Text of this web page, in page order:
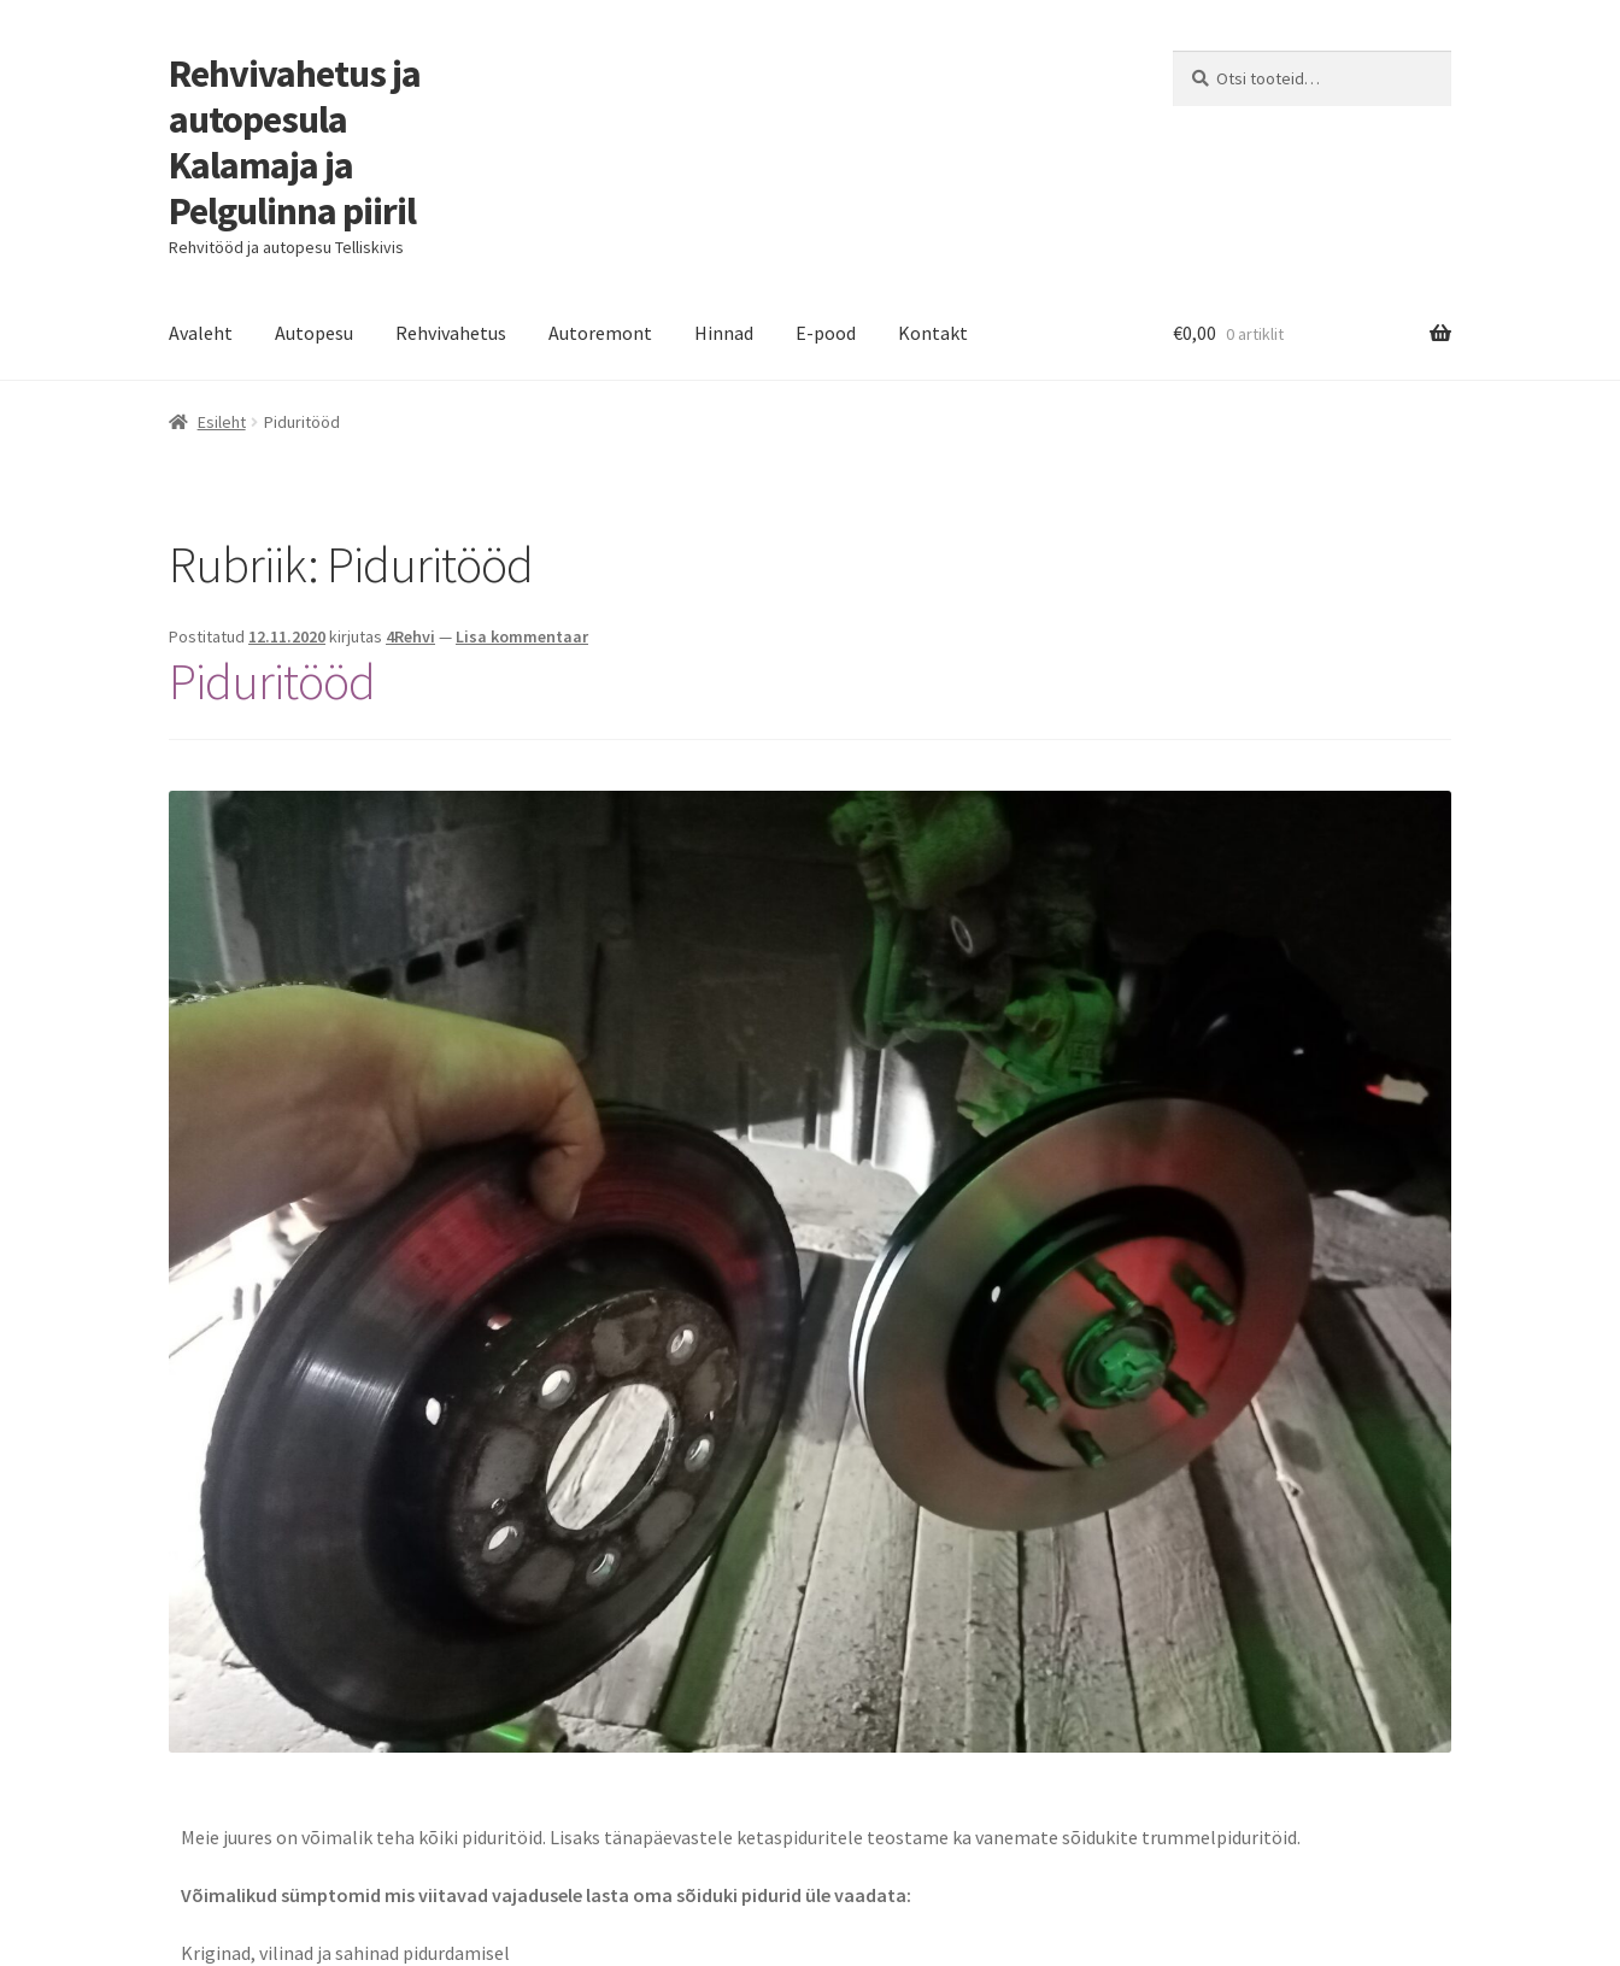
Rehvivahetus ja
autopesula
Kalamaja ja
Pelgulinna piiril
Rehvitööd ja autopesu Telliskivis
Avaleht Autopesu Rehvivahetus Autoremont Hinnad E-pood Kontakt €0,00 0 artiklit
Esileht Piduritööd
Rubriik: Piduritööd
Postitatud 12.11.2020kirjutas 4Rehvi — Lisa kommentaar
Piduritööd
Meie juures on võimalik teha kõiki piduritöid. Lisaks tänapäevastele ketaspiduritele teostame ka vanemate sõidukite trummelpiduritöid.
Võimalikud sümptomid mis viitavad vajadusele lasta oma sõiduki pidurid üle vaadata:
Kriginad, vilinad ja sahinad pidurdamisel